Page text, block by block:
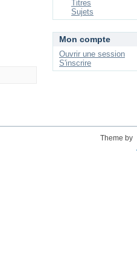
Titres
Sujets
Mon compte
Ouvrir une session
S'inscrire
Theme by